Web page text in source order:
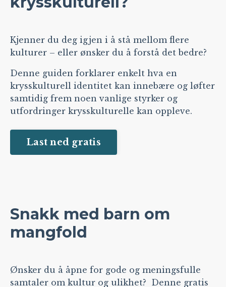
Kjenner du deg igjen i å stå mellom flere
kulturer – eller ønsker du å forstå det bedre?
Denne guiden forklarer enkelt hva en
krysskulturell identitet kan innebære og løfter
samtidig frem noen vanlige styrker og
utfordringer krysskulturelle kan oppleve.
Last ned gratis
Snakk med barn om
mangfold
Ønsker du å åpne for gode og meningsfulle
samtaler om kultur og ulikhet? Denne gratis